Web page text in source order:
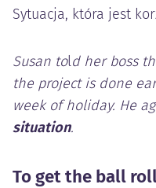
Sytuacja, która jest
Susan told her boss
the project is done
week of holiday. He
situation.
To get the ball